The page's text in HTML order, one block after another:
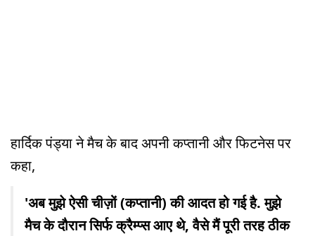
हार्दिक पंड्या ने मैच के बाद अपनी कप्तानी और फिटनेस पर
कहा,
'अब मुझे ऐसी चीज़ों (कप्तानी) की आदत हो गई है. मुझे
मैच के दौरान सिर्फ क्रैम्प्स आए थे, वैसे मैं पूरी तरह ठीक